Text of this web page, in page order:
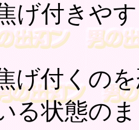
げ付きや
げ付くの
る状態の